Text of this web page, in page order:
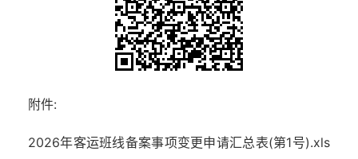
附件:
2026年客运班线备案事项变更申请汇总表(第1号).xls